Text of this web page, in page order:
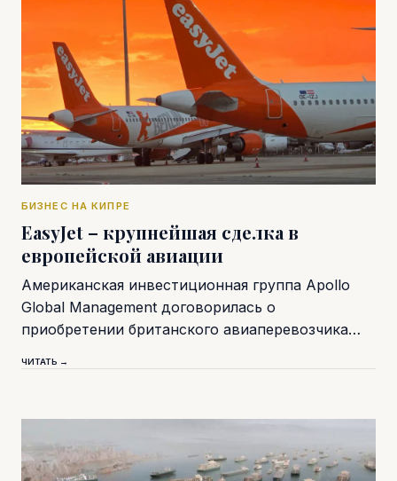
БИЗНЕС НА КИПРЕ
EasyJet – крупнейшая сделка в
европейской авиации
Американская инвестиционная группа Apollo
Global Management договорилась о
приобретении британского авиаперевозчика…
ЧИТАТЬ →